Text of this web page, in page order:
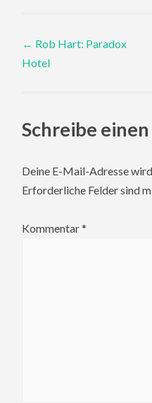
Post
← Rob Hart: Paradox
Hotel
Schreibe
Deine E-Mail-Adresse
Erforderliche Felder sind
Kommentar*